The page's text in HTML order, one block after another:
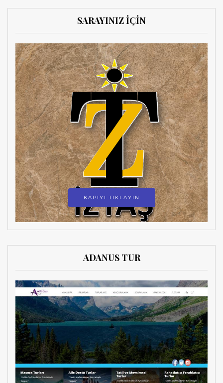
SARAYINIZ İÇİN
KAPIYI TIKLAYIN
ADANUS TUR